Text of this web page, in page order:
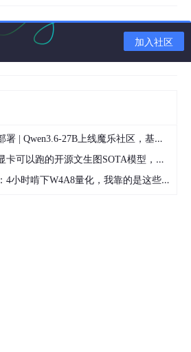
加入社区
27B上线魔乐社区，基于昇腾的部署教程来了
开源文生图SOTA模型，顶级渲染、高密度文本绘图
小时啃下W4A8量化，我靠的是这些经验